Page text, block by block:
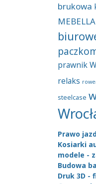
brukowa
prawnik
relaks
steelcase
Prawo
Kosiarki
modele -
Budowa
Druk 3D -